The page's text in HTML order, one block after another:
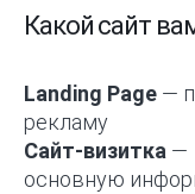
Какой сайт
Landing Page —
рекламу
Сайт-визитка —
основную